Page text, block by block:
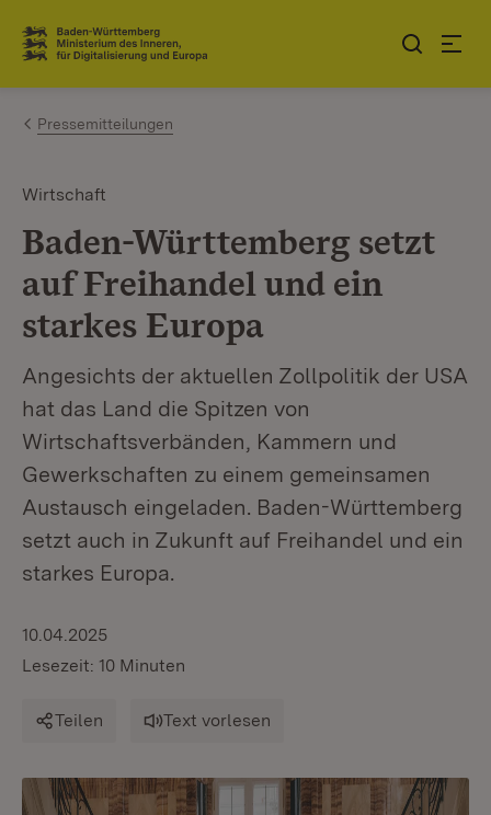
Zum Inhalt springen
Link zur Startseite
Pressemitteilungen
Wirtschaft
Baden-Württemberg setzt
auf Freihandel und ein
starkes Europa
Angesichts der aktuellen Zollpolitik der USA
hat das Land die Spitzen von
Wirtschaftsverbänden, Kammern und
Gewerkschaften zu einem gemeinsamen
Austausch eingeladen. Baden-Württemberg
setzt auch in Zukunft auf Freihandel und ein
starkes Europa.
10.04.2025
Lesezeit: 10 Minuten
Teilen Text vorlesen